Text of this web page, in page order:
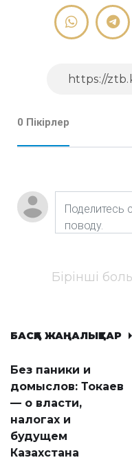
0 Пікірлер
Бірінші
БАСҚА ЖАҢАЛЫҚТАР
Без паники и
домыслов: Токаев
— о власти,
налогах и
будущем
Казахстана